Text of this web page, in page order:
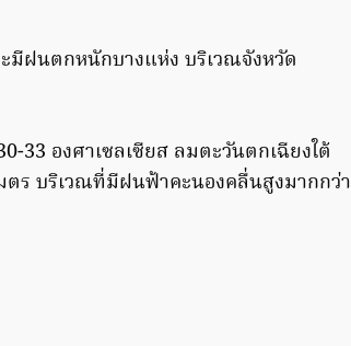
ฝนตกหนักบางแห่ง บริเวณจังหวัด
องศาเซลเซียส ลมตะวันตกเฉียงใต้
ตร บริเวณที่มีฝนฟ้าคะนองคลื่นสูงมากกว่า